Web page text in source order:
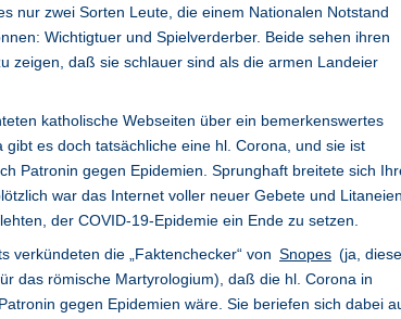
nur zwei Sorten Leute, die einem Nationalen Notstand
Wichtigtuer und Spielverderber. Beide sehen ihren
zeigen, daß sie schlauer sind als die armen Landeier
katholische Webseiten über ein bemerkenswertes
gibt es doch tatsächliche eine hl. Corona, und sie ist
Patronin gegen Epidemien. Sprunghaft breitete sich
war das Internet voller neuer Gebete und Litaneien,
der COVID-19-Epidemie ein Ende zu setzen.
verkündeten die „Faktenchecker“ von Snopes (ja, diese
das römische Martyrologium), daß die hl. Corona in
gegen Epidemien wäre. Sie beriefen sich dabei